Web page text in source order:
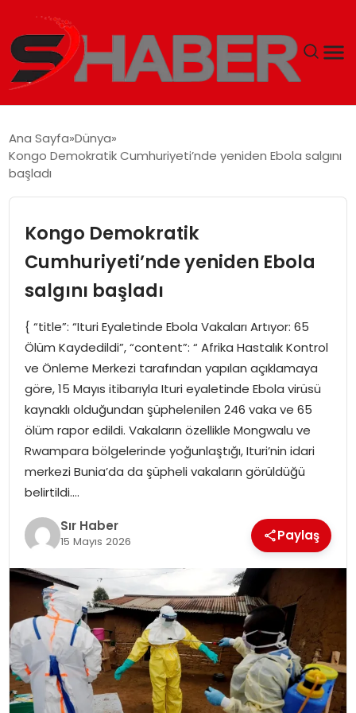
MAGAZIN
EKONOMI
SIYASET
EĞITIM
YAŞAM
Ana Sayfa Dünya
Kongo Demokratik Cumhuriyeti’nde yeniden Ebola salgını
başladı
Kongo Demokratik
Cumhuriyeti’nde yeniden Ebola
salgını başladı
{ “title”: “Ituri Eyaletinde Ebola Vakaları Artıyor: 65
Ölüm Kaydedildi”, “content”: “ Afrika Hastalık Kontrol
ve Önleme Merkezi tarafından yapılan açıklamaya
göre, 15 Mayıs itibarıyla Ituri eyaletinde Ebola virüsü
kaynaklı olduğundan şüphelenilen 246 vaka ve 65
ölüm rapor edildi. Vakaların özellikle Mongwalu ve
Rwampara bölgelerinde yoğunlaştığı, Ituri’nin idari
merkezi Bunia’da da şüpheli vakaların görüldüğü
belirtildi….
Sır Haber
15 Mayıs 2026 Paylaş